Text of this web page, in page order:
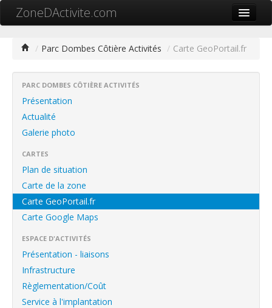
ZoneDActivite.com
Cartographie ZA
Référencer ma zone
Contact
Mon ZA.com
中文
English
Français
/ Parc Dombes Côtière Activités / Carte GeoPortail.fr
PARC DOMBES CÔTIÈRE ACTIVITÉS
Présentation
Actualité
Galerie photo
CARTES
Plan de situation
Carte de la zone
Carte GeoPortail.fr
Carte Google Maps
ESPACE D'ACTIVITÉS
Présentation - liaisons
Infrastructure
Règlementation/Coût
Service à l'implantation